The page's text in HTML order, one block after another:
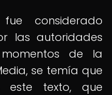
considerado
las autoridades
de la
se temía que
este texto, que